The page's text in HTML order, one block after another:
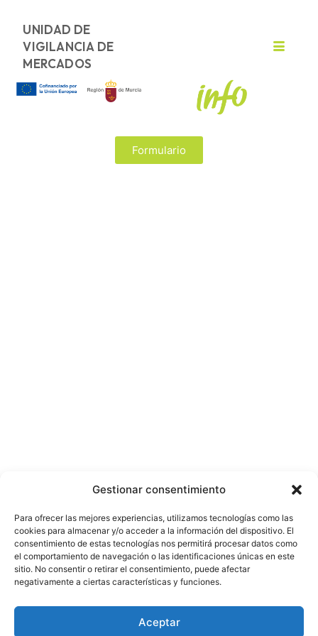
Gestionar consentimiento
Para ofrecer las mejores experiencias, utilizamos tecnologías como las
cookies para almacenar y/o acceder a la información del dispositivo. El
consentimiento de estas tecnologías nos permitirá procesar datos como
el comportamiento de navegación o las identificaciones únicas en este
sitio. No consentir o retirar el consentimiento, puede afectar
negativamente a ciertas características y funciones.
Aceptar
UNIDAD DE
VIGILANCIA DE
MERCADOS
Formulario